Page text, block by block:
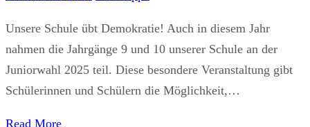
Unsere Schule übt Demokratie! Auch in diesem Jahr
nahmen die Jahrgänge 9 und 10 unserer Schule an der
Juniorwahl 2025 teil. Diese besondere Veranstaltung gibt
Schülerinnen und Schülern die Möglichkeit,…
Read More